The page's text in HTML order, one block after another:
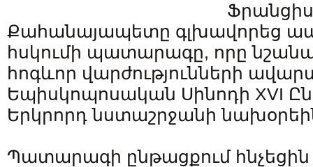
Քահանայապետը գլխավորեց
հսկումի պատարագը, որը
հոգևոր վարժությունների
Եպիսկոպոսական Սինոդի XVI
Երկրորդ նստաշրջանի
Պատարագի ընթացքում հնչեցին